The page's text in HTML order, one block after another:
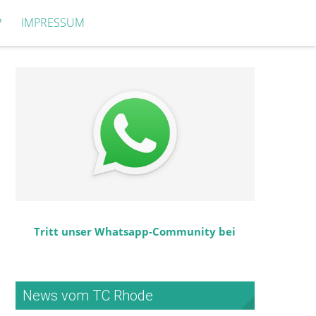
IMPRESSUM
Tritt unser Whatsapp-Community bei
News vom TC Rhode